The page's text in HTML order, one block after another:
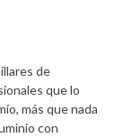
de
que lo
más que nada
con